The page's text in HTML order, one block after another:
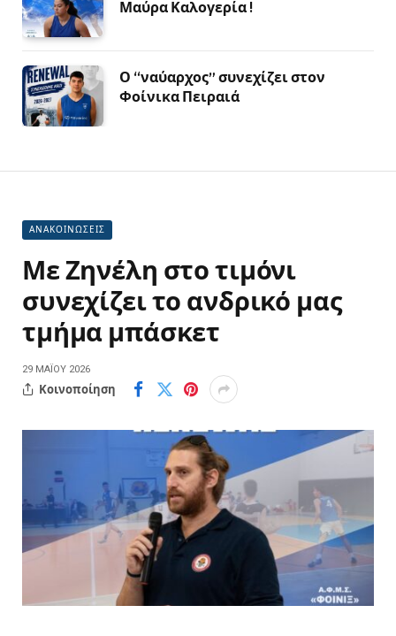
Μαύρα Καλογερία !
Ο “ναύαρχος” συνεχίζει στον
Φοίνικα Πειραιά
ΑΝΑΚΟΙΝΩΣΕΙΣ
Με Ζηνέλη στο τιμόνι
συνεχίζει το ανδρικό μας
τμήμα μπάσκετ
29 ΜΑΪ́ΟΥ 2026
Κοινοποίηση